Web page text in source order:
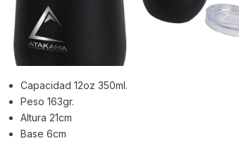
Capacidad 12oz 350ml.
Peso 163gr.
Altura 21cm
Base 6cm